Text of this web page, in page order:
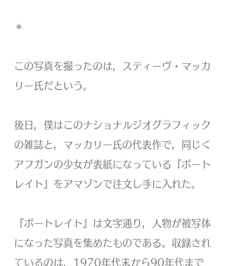
＊
この写真を撮ったのは，スティーヴ・マッカ
リー氏だという。
後日，僕はこのナショナルジオグラフィック
の雑誌と，マッカリー氏の代表作で，同じく
アフガンの少女が表紙になっている『ポート
レイト』をアマゾンで注文し手に入れた。
『ポートレイト』は文字通り，人物が被写体
になった写真を集めたものである。収録され
ているのは，1970年代末から90年代まで